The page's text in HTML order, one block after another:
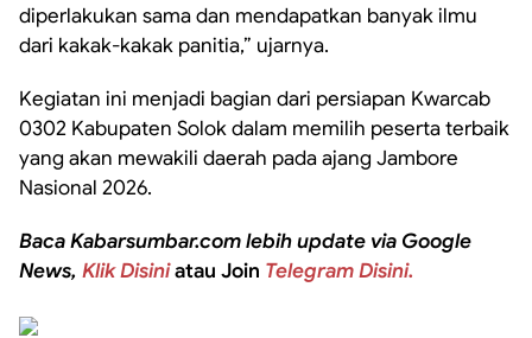
diperlakukan sama dan mendapatkan banyak ilmu
dari kakak-kakak panitia,” ujarnya.
Kegiatan ini menjadi bagian dari persiapan Kwarcab
0302 Kabupaten Solok dalam memilih peserta terbaik
yang akan mewakili daerah pada ajang Jambore
Nasional 2026.
Baca Kabarsumbar.com lebih update via Google
News, Klik Disiniatau Join Telegram Disini.